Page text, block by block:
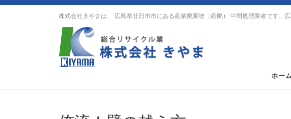
株式会社きやまは、 広島県廿日市市にある産業廃棄物（産廃） 中間処理業者です。
ホー